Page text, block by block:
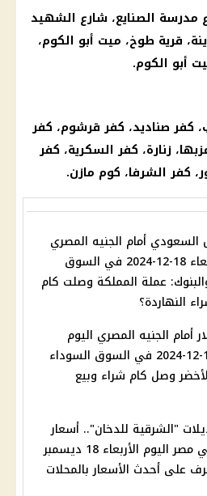
الصنايع، شارع الشهيد
قرية طوخ، ميت أبو الكوم،
أبو الكوم.
كفر صناديد، كفر قرشوم، كفر
زنارة، كفر السكرية، كفر
كفر الشرفا، كوم مازن.
السعودي أمام الجنيه المصري
اليوم الأربعاء 18-12-2024 في السوق
عملة المملكة وصلت كام
النهاردة؟
أمام الجنيه المصري اليوم
الأربعاء 18-12-2024 في السوق السوداء
وصل كام شراء وبيع
"الشرقية للدخان".. أسعار
السجائر في مصر اليوم الأربعاء 18 ديسمبر
- تعرف على أحدث الأسعار بالمحلات